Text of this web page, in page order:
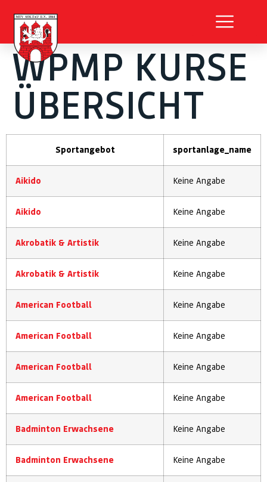
WPMP KURSE
ÜBERSICHT
Sportangebot sportanlage_name
Aikido Keine Angabe
Aikido Keine Angabe
Akrobatik & Artistik Keine Angabe
Akrobatik & Artistik Keine Angabe
American Football Keine Angabe
American Football Keine Angabe
American Football Keine Angabe
American Football Keine Angabe
Badminton Erwachsene Keine Angabe
Badminton Erwachsene Keine Angabe